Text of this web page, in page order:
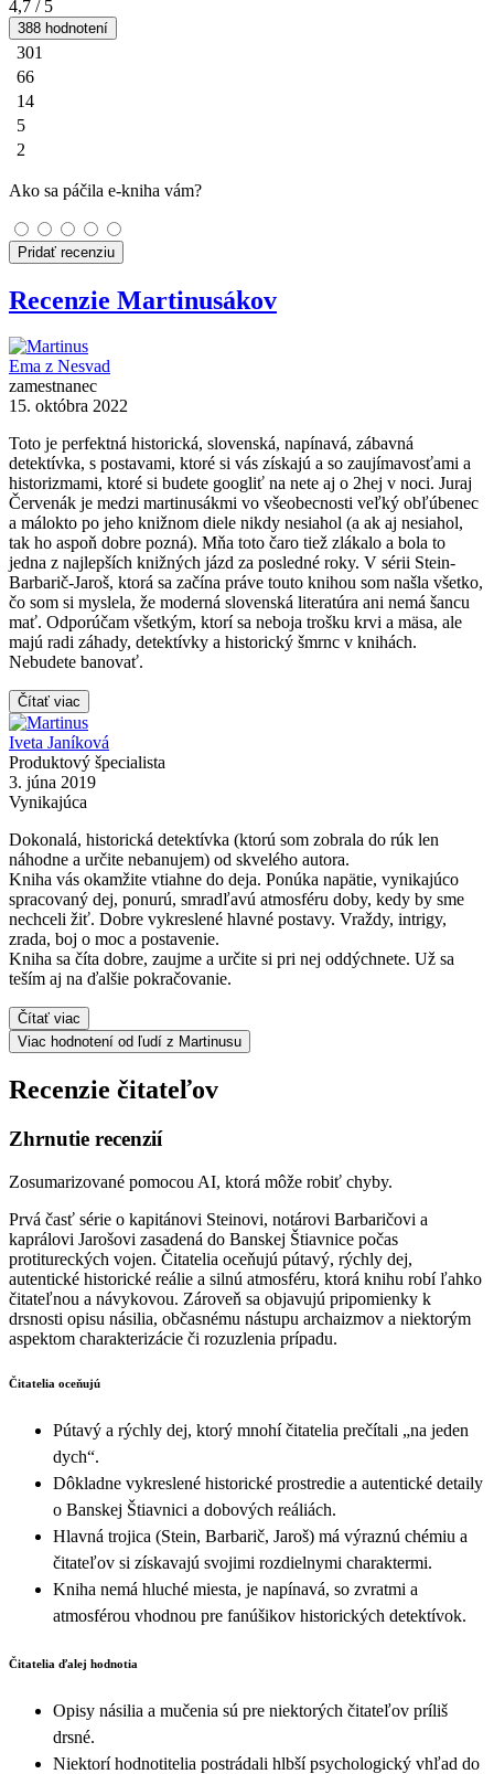
4,7 / 5
388 hodnotení
301
66
14
5
2
Ako sa páčila e-kniha vám?
Pridať recenziu
Recenzie Martinusákov
Ema z Nesvad
zamestnanec
15. októbra 2022
Toto je perfektná historická, slovenská, napínavá, zábavná
detektívka, s postavami, ktoré si vás získajú a so zaujímavosťami a
historizmami, ktoré si budete googliť na nete aj o 2hej v noci. Juraj
Červenák je medzi martinusákmi vo všeobecnosti veľký obľúbenec
a málokto po jeho knižnom diele nikdy nesiahol (a ak aj nesiahol,
tak ho aspoň dobre pozná). Mňa toto čaro tiež zlákalo a bola to
jedna z najlepších knižných jázd za posledné roky. V sérii Stein-
Barbarič-Jaroš, ktorá sa začína práve touto knihou som našla všetko,
čo som si myslela, že moderná slovenská literatúra ani nemá šancu
mať. Odporúčam všetkým, ktorí sa neboja trošku krvi a mäsa, ale
majú radi záhady, detektívky a historický šmrnc v knihách.
Nebudete banovať.
Čítať viac
Iveta Janíková
Produktový špecialista
3. júna 2019
Vynikajúca
Dokonalá, historická detektívka (ktorú som zobrala do rúk len
náhodne a určite nebanujem) od skvelého autora.
Kniha vás okamžite vtiahne do deja. Ponúka napätie, vynikajúco
spracovaný dej, ponurú, smradľavú atmosféru doby, kedy by sme
nechceli žiť. Dobre vykreslené hlavné postavy. Vraždy, intrigy,
zrada, boj o moc a postavenie.
Kniha sa číta dobre, zaujme a určite si pri nej oddýchnete. Už sa
teším aj na ďalšie pokračovanie.
Čítať viac
Viac hodnotení od ľudí z Martinusu
Recenzie čitateľov
Zhrnutie recenzií
Zosumarizované pomocou AI, ktorá môže robiť chyby.
Prvá časť série o kapitánovi Steinovi, notárovi Barbaričovi a
kaprálovi Jarošovi zasadená do Banskej Štiavnice počas
protitureckých vojen. Čitatelia oceňujú pútavý, rýchly dej,
autentické historické reálie a silnú atmosféru, ktorá knihu robí ľahko
čitateľnou a návykovou. Zároveň sa objavujú pripomienky k
drsnosti opisu násilia, občasnému nástupu archaizmov a niektorým
aspektom charakterizácie či rozuzlenia prípadu.
Čitatelia oceňujú
Pútavý a rýchly dej, ktorý mnohí čitatelia prečítali „na jeden
dych“.
Dôkladne vykreslené historické prostredie a autentické detaily
o Banskej Štiavnici a dobových reáliách.
Hlavná trojica (Stein, Barbarič, Jaroš) má výraznú chémiu a
čitateľov si získavajú svojimi rozdielnymi charaktermi.
Kniha nemá hluché miesta, je napínavá, so zvratmi a
atmosférou vhodnou pre fanúšikov historických detektívok.
Čitatelia ďalej hodnotia
Opisy násilia a mučenia sú pre niektorých čitateľov príliš
drsné.
Niektorí hodnotitelia postrádali hlbší psychologický vhľad do